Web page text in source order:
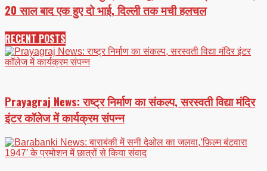
20 साल बाद एक हुए दो भाई, दिल्ली तक मची हलचल
RECENT POSTS
Prayagraj News: राष्ट्र निर्माण का संकल्प, सरस्वती विद्या मंदिर
इंटर कॉलेज में कार्यक्रम संपन्न